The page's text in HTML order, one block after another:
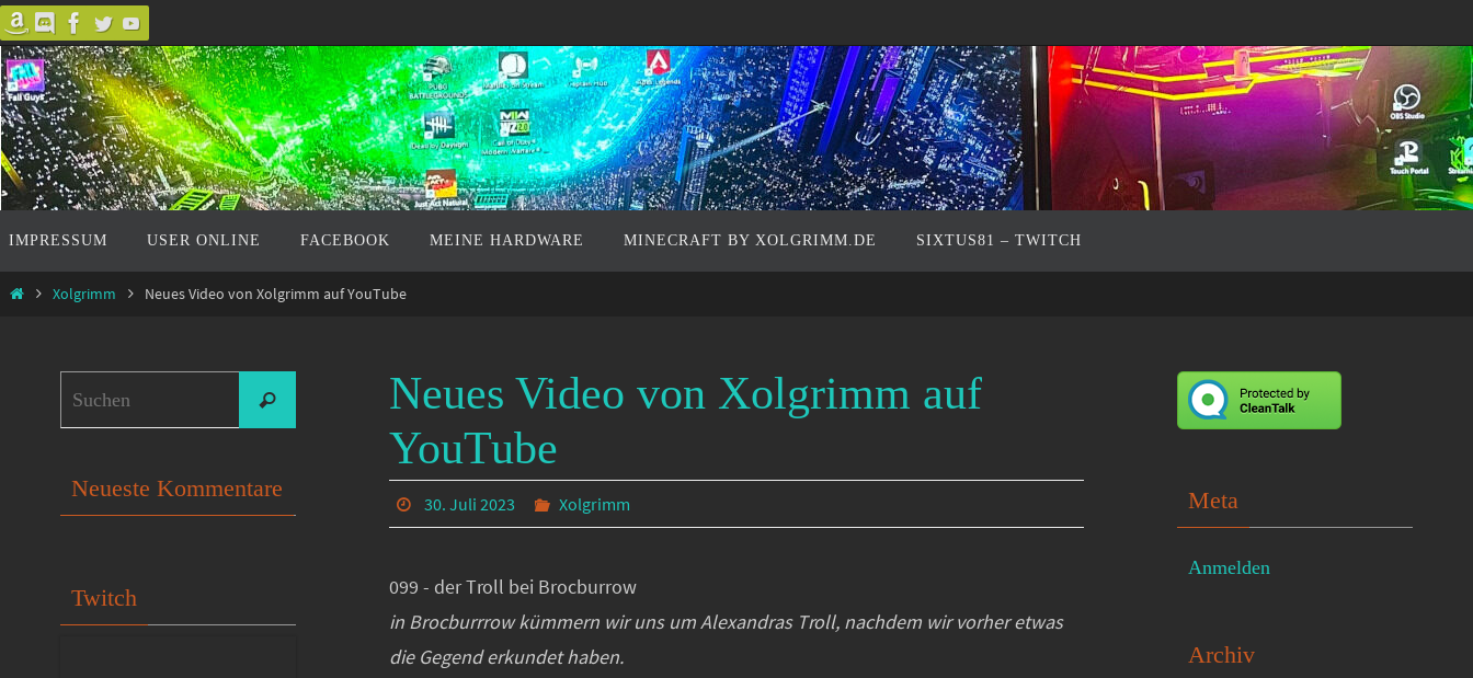
Zum
Inhalt
springen
Inhalt
springen
IMPRESSUM USER ONLINE FACEBOOK MEINE HARDWARE MINECRAFT BY XOLGRIMM.DE SIXTUS81 – TWITCH
StartXolgrimm Neues Video von Xolgrimm auf YouTube
Neues Video von Xolgrimm auf
YouTube
30. Juli 2023 Xolgrimm
099 - der Troll bei Brocburrow
in Brocburrrow kümmern wir uns um Alexandras Troll, nachdem wir vorher etwas
die Gegend erkundet haben.
nach:
Suchen
Neueste Kommentare
Twitch
Meta
Anmelden
Archiv